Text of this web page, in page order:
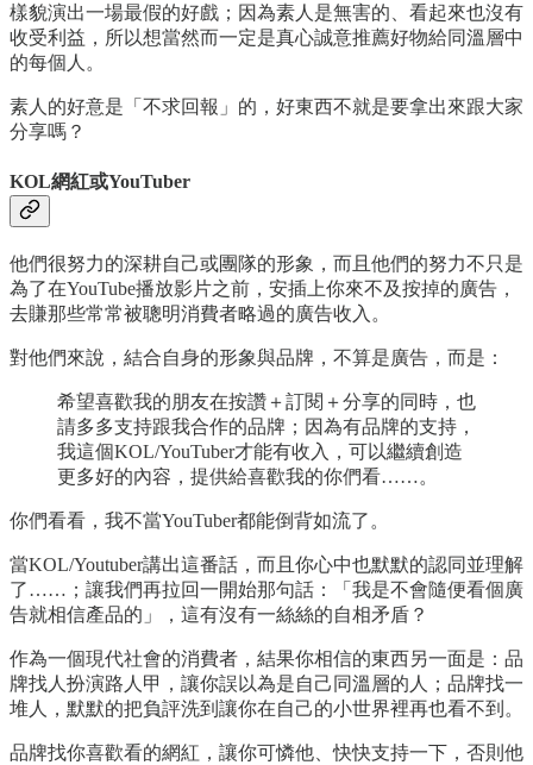
樣貌演出一場最假的好戲；因為素人是無害的、看起來也沒有
收受利益，所以想當然而一定是真心誠意推薦好物給同溫層中
的每個人。
素人的好意是「不求回報」的，好東西不就是要拿出來跟大家
分享嗎？
KOL網紅或YouTuber
他們很努力的深耕自己或團隊的形象，而且他們的努力不只是
為了在YouTube播放影片之前，安插上你來不及按掉的廣告，
去賺那些常常被聰明消費者略過的廣告收入。
對他們來說，結合自身的形象與品牌，不算是廣告，而是：
希望喜歡我的朋友在按讚＋訂閱＋分享的同時，也
請多多支持跟我合作的品牌；因為有品牌的支持，
我這個KOL/YouTuber才能有收入，可以繼續創造
更多好的內容，提供給喜歡我的你們看……。
你們看看，我不當YouTuber都能倒背如流了。
當KOL/Youtuber講出這番話，而且你心中也默默的認同並理解
了……；讓我們再拉回一開始那句話：「我是不會隨便看個廣
告就相信產品的」，這有沒有一絲絲的自相矛盾？
作為一個現代社會的消費者，結果你相信的東西另一面是：品
牌找人扮演路人甲，讓你誤以為是自己同溫層的人；品牌找一
堆人，默默的把負評洗到讓你在自己的小世界裡再也看不到。
品牌找你喜歡看的網紅，讓你可憐他、快快支持一下，否則他